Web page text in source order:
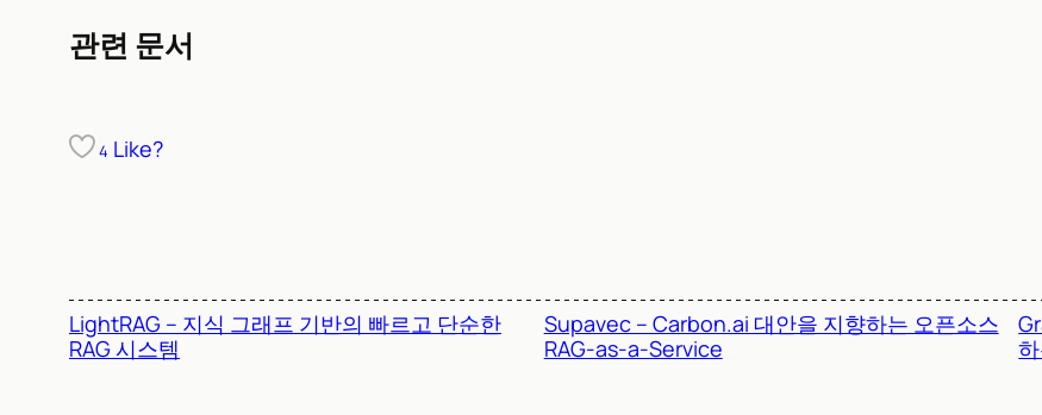
관련 문서
4 Like?
LightRAG – 지식 그래프 기반의 빠르고 단순한
RAG 시스템
Supavec – Carbon.ai 대안을 지향하는 오픈소스
RAG-as-a-Service